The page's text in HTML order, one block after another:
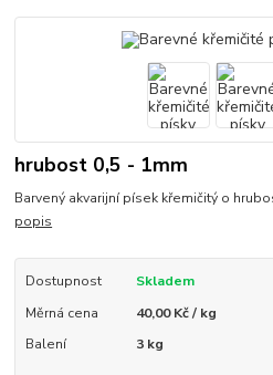
hrubost 0,5 - 1mm
Barvený akvarijní písek křemičitý o
popis
Dostupnost
Skladem
Měrná cena
40,00 Kč / kg
Balení
3 kg